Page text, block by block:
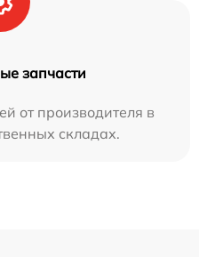
запчасти
от производителя в
складах.